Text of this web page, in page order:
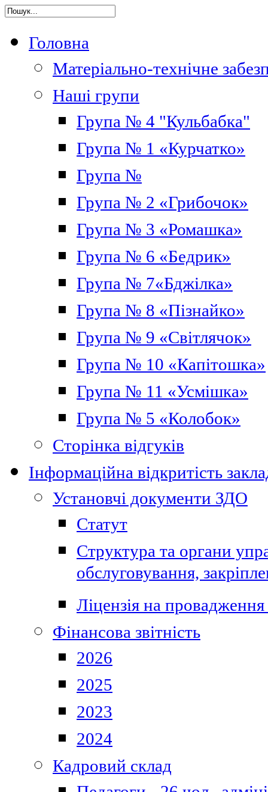
Головна
Матеріально-технічне
Наші групи
Група № 4 "Кульбабка"
Група № 1 «Курчатко»
Група №
Група № 2 «Грибочок»
Група № 3 «Ромашка»
Група № 6 «Бедрик»
Група № 7«Бджілка»
Група № 8 «Пізнайко»
Група № 9 «Світлячок»
Група № 10 «Капітошка»
Група № 11 «Усмішка»
Група № 5 «Колобок»
Сторінка відгуків
Інформаційна відкритість
Установчі документи ЗДО
Статут
Структура та органи
обслуговування,
Ліцензія на провадження
Фінансова звітність
2026
2025
2023
2024
Кадровий склад